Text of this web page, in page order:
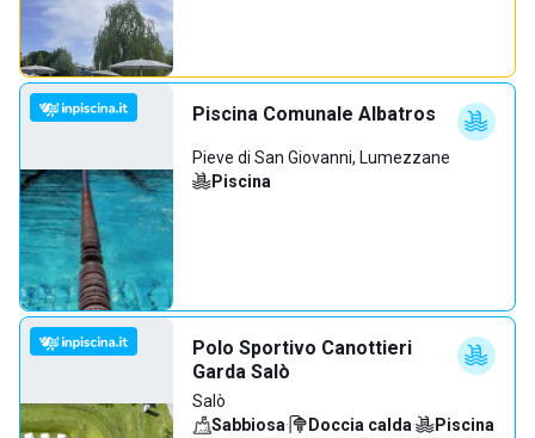
Piscina Comunale Albatros
Pieve di San Giovanni, Lumezzane
Piscina
Polo Sportivo Canottieri
Garda Salò
Salò
Sabbiosa· Doccia calda·
Piscina